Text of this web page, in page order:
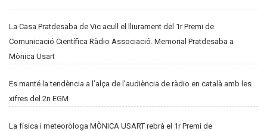
La Casa Pratdesaba de Vic acull el lliurament del 1r Premi de
Comunicació Científica Ràdio Associació. Memorial Pratdesaba a
Mònica Usart
Es manté la tendència a l’alça de l’audiència de ràdio en català amb les
xifres del 2n EGM
La física i meteoròloga MÒNICA USART rebrà el 1r Premi de